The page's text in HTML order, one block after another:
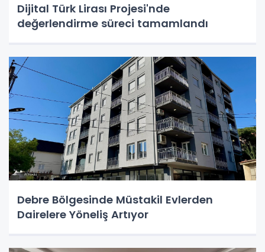
Dijital Türk Lirası Projesi'nde
değerlendirme süreci tamamlandı
Debre Bölgesinde Müstakil Evlerden
Dairelere Yöneliş Artıyor